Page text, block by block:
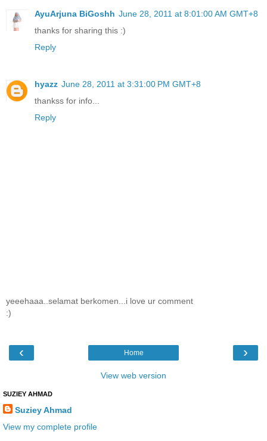
AyuArjuna BiGoshh June 28, 2011 at 8:01:00 AM GMT+8
thanks for sharing this :)
Reply
hyazz June 28, 2011 at 3:31:00 PM GMT+8
thankss for info...
Reply
yeeehaaa..selamat berkomen...i love ur comment
:)
‹ ›
Home
View web version
SUZIEY AHMAD
Suziey Ahmad
View my complete profile